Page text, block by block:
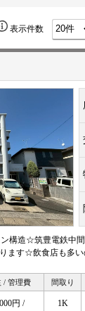
表示件数
構造☆筑豊電鉄中
ます☆飲食店も多
/ 管理費 間取り
円 / 1K